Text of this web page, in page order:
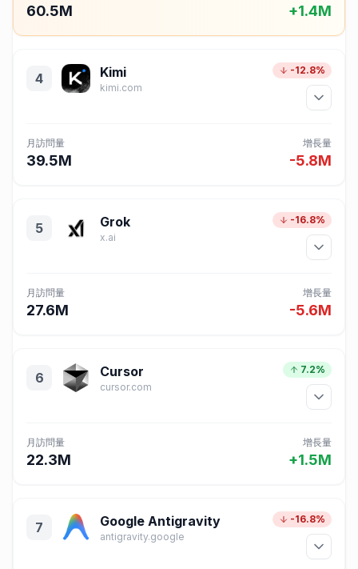
60.5M +1.4M
4 Kimi
kimi.com
-12.8%
月訪問量
39.5M
增長量
-5.8M
5 Grok
x.ai
-16.8%
月訪問量
27.6M
增長量
-5.6M
6 Cursor
cursor.com
7.2%
月訪問量
22.3M
增長量
+1.5M
7 Google Antigravity
antigravity.google
-16.8%